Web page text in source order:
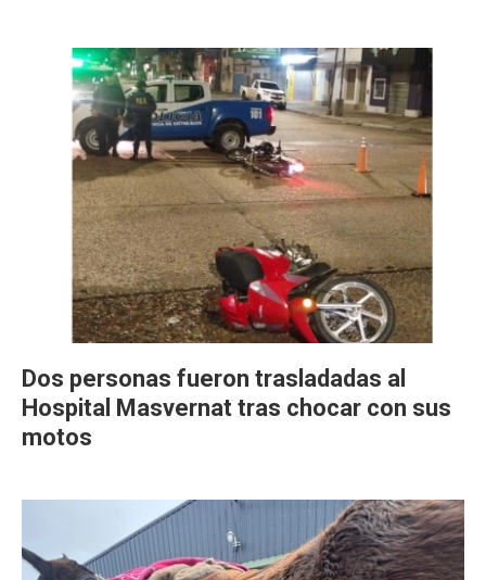
Dos personas fueron trasladadas al
Hospital Masvernat tras chocar con sus
motos